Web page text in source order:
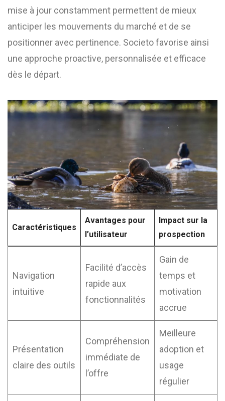
mise à jour constamment permettent de mieux
anticiper les mouvements du marché et de se
positionner avec pertinence. Societo favorise ainsi
une approche proactive, personnalisée et efficace
dès le départ.
Caractéristiques
Avantages pour
l’utilisateur
Impact sur la
prospection
Navigation
intuitive
Facilité d’accès
rapide aux
fonctionnalités
Gain de
temps et
motivation
accrue
Présentation
claire des outils
Compréhension
immédiate de
l’offre
Meilleure
adoption et
usage
régulier